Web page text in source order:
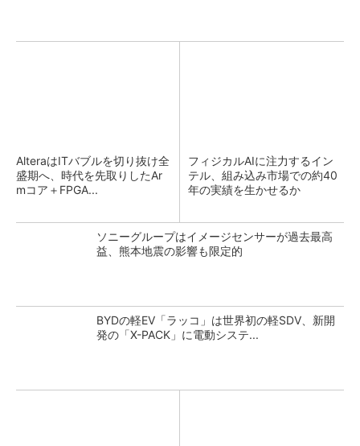
AlteraはITバブルを切り抜け全
盛期へ、時代を先取りしたAr
mコア＋FPGA...
フィジカルAIに注力するイン
テル、組み込み市場での約40
年の実績を生かせるか
ソニーグループはイメージセンサーが過去最高
益、熊本地震の影響も限定的
BYDの軽EV「ラッコ」は世界初の軽SDV、新開
発の「X-PACK」に電動システ...